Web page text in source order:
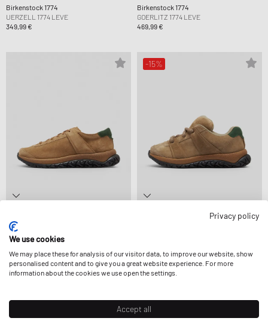
Birkenstock 1774
UERZELL 1774 LEVE
349,99 €
Birkenstock 1774
GOERLITZ 1774 LEVE
469,99 €
STROEDT 1774 LEVE
419,99 €
-15%
-45% -60%
Privacy policy
We use cookies
We may place these for analysis of our visitor data, to improve our website, show
personalised content and to give you a great website experience. For more
information about the cookies we use open the settings.
Accept all